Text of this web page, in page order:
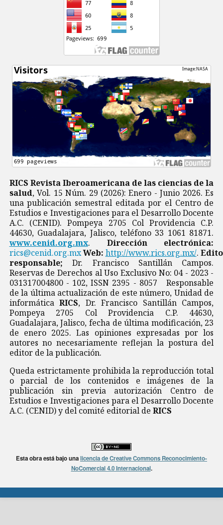
RICS Revista Iberoamericana de las ciencias de la
salud, Vol. 15 Núm. 29 (2026): Enero - Junio 2026. Es
una publicación semestral editada por el Centro de
Estudios e Investigaciones para el Desarrollo Docente
A.C. (CENID). Pompeya 2705 Col Providencia C.P.
44630, Guadalajara, Jalisco, teléfono 33 1061 81871.
www.cenid.org.mx. Dirección electrónica:
rics@cenid.org.mxWeb: http://www.rics.org.mx/.
responsable; Dr. Francisco Santillán Campos.
Reservas de Derechos al Uso Exclusivo No: 04 - 2023 -
031317004800 - 102, ISSN 2395 - 8057 Responsable
de la última actualización de este número, Unidad de
informáticaRICS, Dr. Francisco Santillán Campos,
Pompeya 2705 Col Providencia C.P. 44630,
Guadalajara, Jalisco, fecha de última modificación, 23
de enero 2025. Las opiniones expresadas por los
autores no necesariamente reflejan la postura del
editor de la publicación.
Queda estrictamente prohibida la reproducción total
o parcial de los contenidos e imágenes de la
publicación sin previa autorización Centro de
Estudios e Investigaciones para el Desarrollo Docente
A.C. (CENID) y del comité editorial de RICS
Esta obra está bajo unalicencia de Creative Commons Reconocimiento-
NoComercial 4.0 Internacional.